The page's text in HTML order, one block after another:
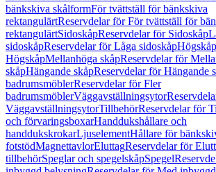
bänkskiva skålformFör tvättställ för bänkskiva
rektangulärtReservdelar för För tvättställ för
rektangulärtSidoskåpReservdelar för Sidoskåp
sidoskåpReservdelar för Låga sidoskåpHögskåp
HögskåpMellanhöga skåpReservdelar för
skåpHängande skåpReservdelar för Hängande
badrumsmöblerReservdelar för Fler
badrumsmöblerVäggavställningsytor
VäggavställningsytorTillbehörReservdelar för
och förvaringsboxarHanddukshållare och
handdukskrokarLjuselementHållare för
fotstödMagnettavlorEluttagReservdelar för
tillbehörSpeglar och spegelskåpSpegel